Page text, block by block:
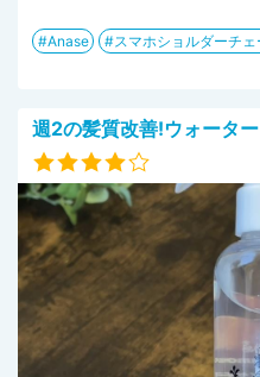
Anase スマホショルダーチェ
週2の髪質改善!ウォータ